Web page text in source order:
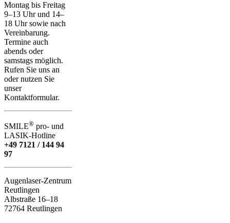
Montag bis Freitag
9–13 Uhr und 14–
18 Uhr sowie nach
Vereinbarung.
Termine auch
abends oder
samstags möglich.
Rufen Sie uns an
oder nutzen Sie
unser
Kontaktformular.
SMILE® pro- und
LASIK-Hotline
+49 7121 / 144 94
97
Augenlaser-Zentrum
Reutlingen
Albstraße 16–18
72764 Reutlingen